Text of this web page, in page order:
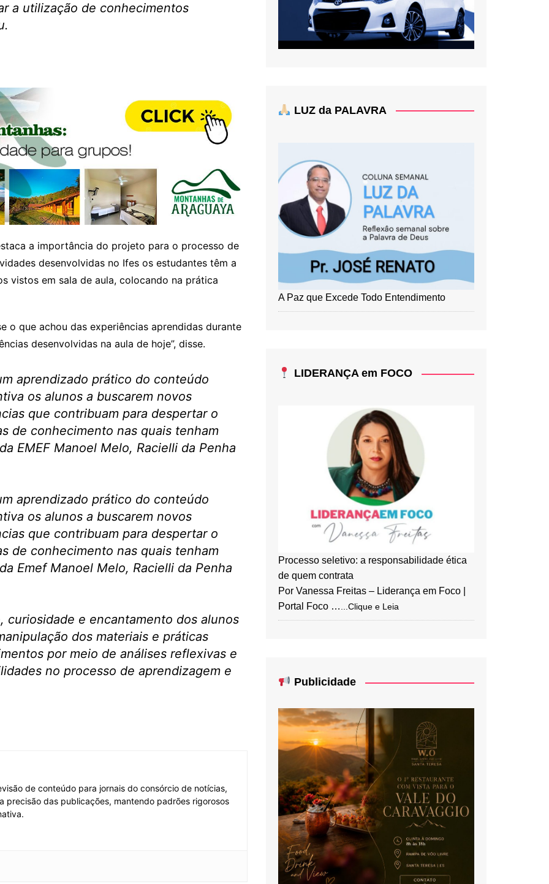
a utilização de conhecimentos
a importância do projeto para o processo de
desenvolvidas no Ifes os estudantes têm a
vistos em sala de aula, colocando na prática
o que achou das experiências aprendidas durante
desenvolvidas na aula de hoje”, disse.
aprendizado prático do conteúdo
os alunos a buscarem novos
que contribuam para despertar o
de conhecimento nas quais tenham
EMEF Manoel Melo, Racielli da Penha
aprendizado prático do conteúdo
os alunos a buscarem novos
que contribuam para despertar o
de conhecimento nas quais tenham
Emef Manoel Melo, Racielli da Penha
curiosidade e encantamento dos alunos
dos materiais e práticas
por meio de análises reflexivas e
no processo de aprendizagem e
de conteúdo para jornais do consórcio de notícias,
precisão das publicações, mantendo padrões rigorosos
LUZ da PALAVRA
A Paz que Excede Todo Entendimento
LIDERANÇA em FOCO
Processo seletivo: a responsabilidade ética
de quem contrata
Por Vanessa Freitas – Liderança em Foco |
Portal Foco …...Clique e Leia
Publicidade